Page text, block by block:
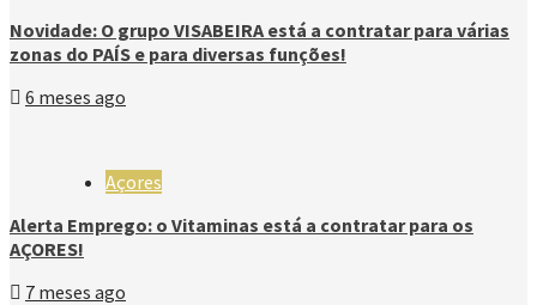
Novidade: O grupo VISABEIRA está a contratar para várias
zonas do PAÍS e para diversas funções!
6 meses ago
Açores
Alerta Emprego: o Vitaminas está a contratar para os
AÇORES!
7 meses ago